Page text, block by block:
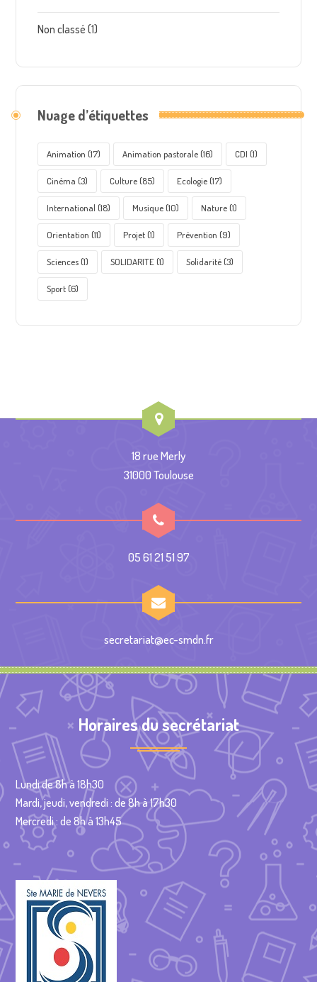
Non classé (1)
Nuage d’étiquettes
Animation (17) Animation pastorale(16) CDI (1)
Cinéma (3) Culture(85) Ecologie(17)
International (18) Musique(10) Nature(1)
Orientation (11) Projet(1) Prévention (9)
Sciences(1) SOLIDARITE(1) Solidarité(3)
Sport(6)
18 rue Merly
31000 Toulouse
05 61 21 51 97
secretariat@ec-smdn.fr
Horaires du secrétariat
Lundi de 8h à 18h30
Mardi, jeudi, vendredi : de 8h à 17h30
Mercredi : de 8h à 13h45